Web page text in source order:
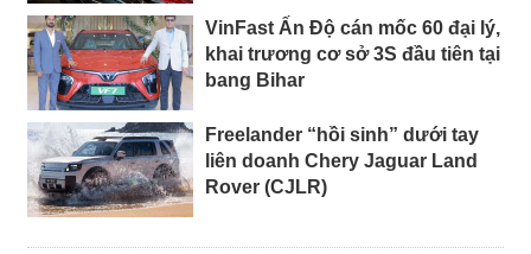
VinFast Ấn Độ cán mốc 60 đại lý,
khai trương cơ sở 3S đầu tiên tại
bang Bihar
Freelander “hồi sinh” dưới tay
liên doanh Chery Jaguar Land
Rover (CJLR)